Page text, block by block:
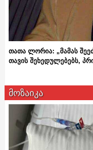
თათა ლორია: „მამას
თავის შეხედულებებს,
მოზაიკა